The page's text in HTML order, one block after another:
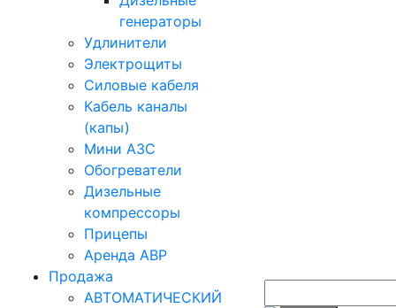
генераторы
Удлинители
Электрощиты
Силовые кабеля
Кабель каналы
(капы)
Мини АЗС
Обогреватели
Дизельные
компрессоры
Прицепы
Аренда АВР
Продажа
АВТОМАТИЧЕСКИЙ